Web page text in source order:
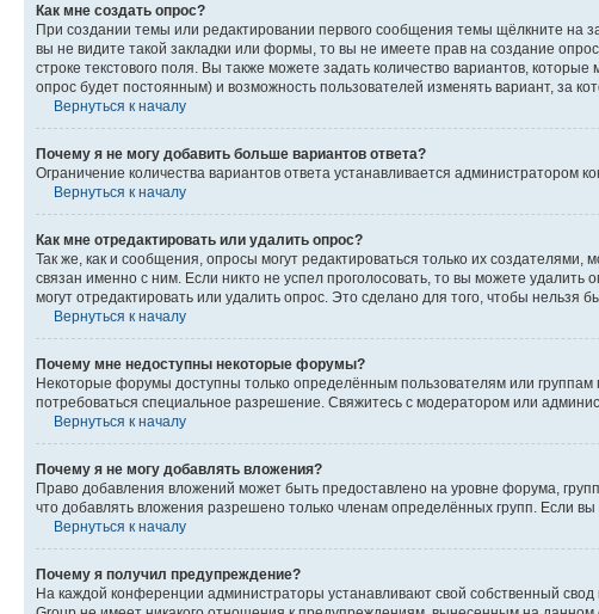
Как мне создать опрос?
При создании темы или редактировании первого сообщения темы щёлкните на
вы не видите такой закладки или формы, то вы не имеете прав на создание
строке текстового поля. Вы также можете задать количество вариантов,
опрос будет постоянным) и возможность пользователей изменять вариант, за
Вернуться к началу
Почему я не могу добавить больше вариантов ответа?
Ограничение количества вариантов ответа устанавливается
Вернуться к началу
Как мне отредактировать или удалить опрос?
Так же, как и сообщения, опросы могут редактироваться только их
связан именно с ним. Если никто не успел проголосовать, то вы можете
могут отредактировать или удалить опрос. Это сделано для того, чтобы нельзя
Вернуться к началу
Почему мне недоступны некоторые форумы?
Некоторые форумы доступны только определённым пользователям или
потребоваться специальное разрешение. Свяжитесь с модератором или
Вернуться к началу
Почему я не могу добавлять вложения?
Право добавления вложений может быть предоставлено на уровне форума,
что добавлять вложения разрешено только членам определённых групп. Если
Вернуться к началу
Почему я получил предупреждение?
На каждой конференции администраторы устанавливают свой собственный